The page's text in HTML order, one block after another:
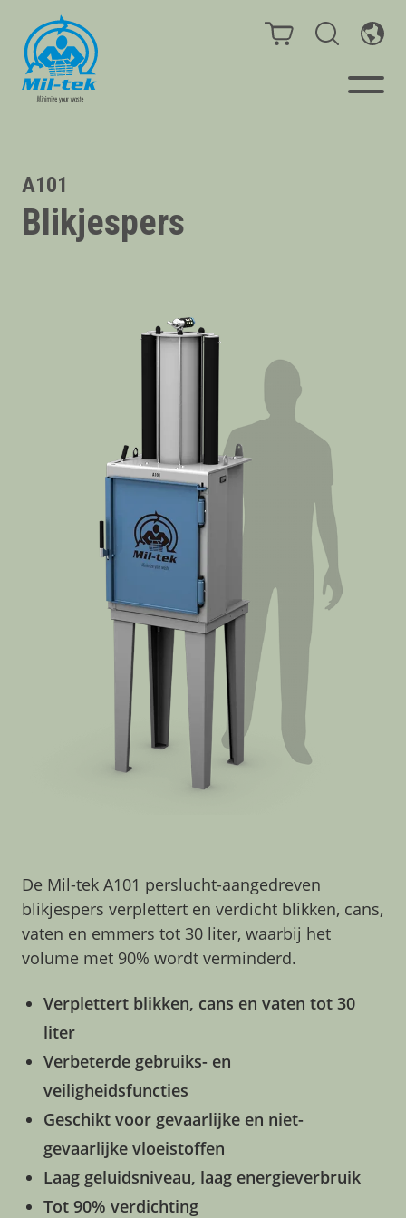
Gidsen
Contact
A101
Blikjespers
De Mil-tek A101 perslucht-aangedreven
blikjespers verplettert en verdicht blikken, cans,
vaten en emmers tot 30 liter, waarbij het
volume met 90% wordt verminderd.
Verplettert blikken, cans en vaten tot 30
liter
Verbeterde gebruiks- en
veiligheidsfuncties
Geschikt voor gevaarlijke en niet-
gevaarlijke vloeistoffen
Laag geluidsniveau, laag energieverbruik
Tot 90% verdichting